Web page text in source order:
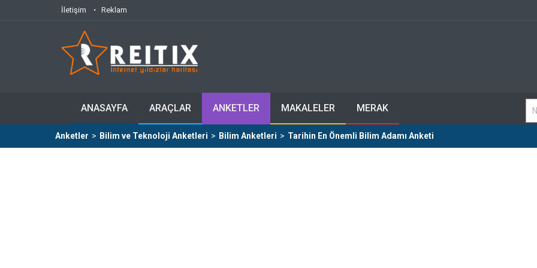
İletişim Reklam
ANASAYFA ARAÇLAR ANKETLER MAKALELER MERAK
Anketler > Bilim ve Teknoloji Anketleri > Bilim Anketleri > Tarihin En Önemli Bilim Adamı Anketi